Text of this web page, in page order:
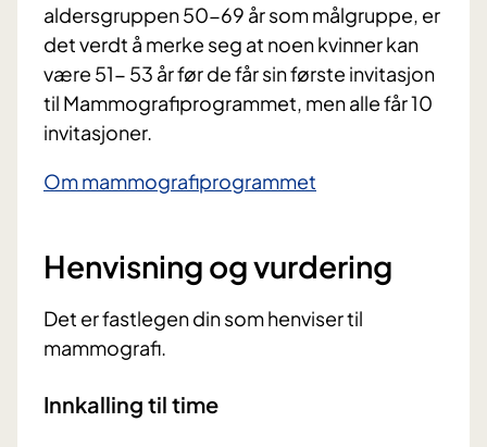
aldersgruppen 50-69 år som målgruppe, er
det verdt å merke seg at noen kvinner kan
være 51- 53 år før de får sin første invitasjon
til Mammografiprogrammet, men alle får 10
invitasjoner.
Om mammografiprogrammet
Henvisning og vurdering
Det er fastlegen din som henviser til
mammografi.
Innkalling til time